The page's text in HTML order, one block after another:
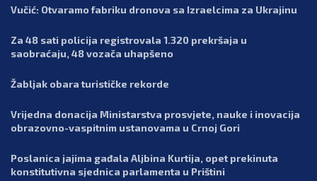
Vučić: Otvaramo fabriku dronova sa Izraelcima za Ukrajinu
Za 48 sati policija registrovala 1.320 prekršaja u
saobraćaju, 48 vozača uhapšeno
Žabljak obara turističke rekorde
Vrijedna donacija Ministarstva prosvjete, nauke i inovacija
obrazovno-vaspitnim ustanovama u Crnoj Gori
Poslanica jajima gađala Aljbina Kurtija, opet prekinuta
konstitutivna sjednica parlamenta u Prištini